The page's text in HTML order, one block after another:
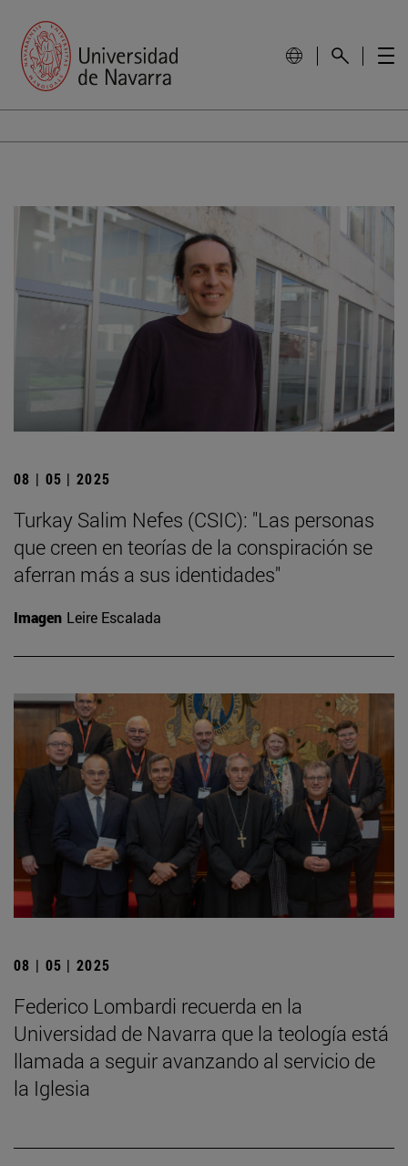
08 | 05 | 2025
Turkay Salim Nefes (CSIC): "Las personas
que creen en teorías de la conspiración se
aferran más a sus identidades"
Imagen Leire Escalada
08 | 05 | 2025
Federico Lombardi recuerda en la
Universidad de Navarra que la teología está
llamada a seguir avanzando al servicio de
la Iglesia